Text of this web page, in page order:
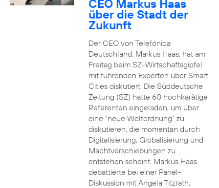
CEO Markus Haas
über die Stadt der
Zukunft
Der CEO von Telefónica
Deutschland, Markus Haas, hat am
Freitag beim SZ-Wirtschaftsgipfel
mit führenden Experten über Smart
Cities diskutiert. Die Süddeutsche
Zeitung (SZ) hatte 60 hochkarätige
Referenten eingeladen, um über
eine “neue Weltordnung” zu
diskutieren, die momentan durch
Digitalisierung, Globalisierung und
Machtverschiebungen zu
entstehen scheint. Markus Haas
debattierte bei einer Panel-
Diskussion mit Angela Titzrath,